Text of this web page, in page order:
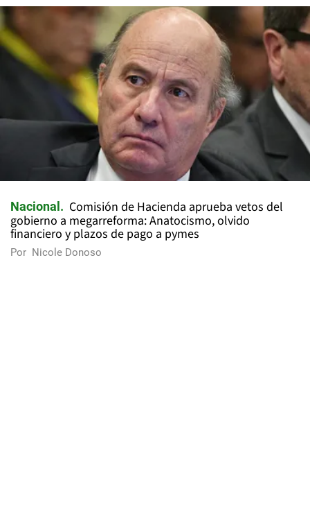
Nacional
Comisión de Hacienda aprueba vetos del
gobierno a megarreforma: Anatocismo, olvido
financiero y plazos de pago a pymes
Por Nicole Donoso